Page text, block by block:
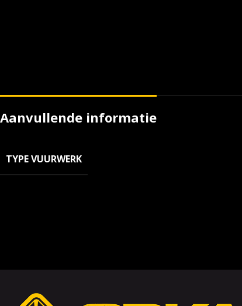
Aanvullende informatie
TYPE VUURWERK